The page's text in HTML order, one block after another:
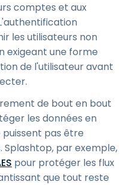
comptes et aux
les utilisateurs non
exigeant une forme
de l'utilisateur avant
de bout en bout
les données en
puissent pas être
par exemple,
pour protéger les flux
que tout reste